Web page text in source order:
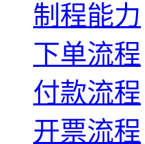
制程能力
下单流程
付款流程
开票流程